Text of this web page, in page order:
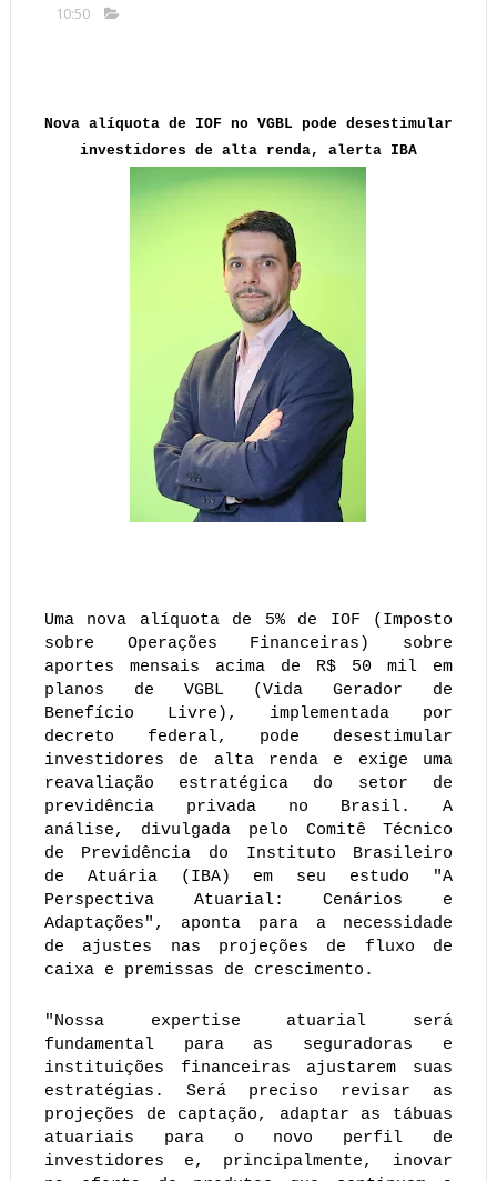
10:50
Nova alíquota de IOF no VGBL pode desestimular
investidores de alta renda, alerta IBA
Uma nova alíquota de 5% de IOF (Imposto
sobre Operações Financeiras) sobre
aportes mensais acima de R$ 50 mil em
planos de VGBL (Vida Gerador de
Benefício Livre), implementada por
decreto federal, pode desestimular
investidores de alta renda e exige uma
reavaliação estratégica do setor de
previdência privada no Brasil. A
análise, divulgada pelo Comitê Técnico
de Previdência do Instituto Brasileiro
de Atuária (IBA) em seu estudo "A
Perspectiva Atuarial: Cenários e
Adaptações", aponta para a necessidade
de ajustes nas projeções de fluxo de
caixa e premissas de crescimento.
"Nossa expertise atuarial será
fundamental para as seguradoras e
instituições financeiras ajustarem suas
estratégias. Será preciso revisar as
projeções de captação, adaptar as tábuas
atuariais para o novo perfil de
investidores e, principalmente, inovar